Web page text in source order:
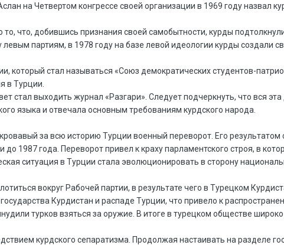
на Четвертом конгрессе своей организации в 1969 году назвал
что, добившись признания своей самобытности, курды
партиям, в 1978 году на базе левой идеологии курды создали
который стал называться «Союз демократических студентов-
в Турции.
стал выходить журнал «Разгари». Следует подчеркнуть, что вся
языка и отвечала основным требованиям курдского народа.
за всю историю Турции военный переворот. Его результатом
1987 года. Переворот привел к краху парламентского строя, в
ситуация в Турции стала эволюционировать в сторону
вокруг Рабочей партии, в результате чего в Турецком
Курдистан и распаде Турции, что привело к
турков взяться за оружие. В итоге в турецком обществе
курдского сепаратизма. Продолжая настаивать на разделе